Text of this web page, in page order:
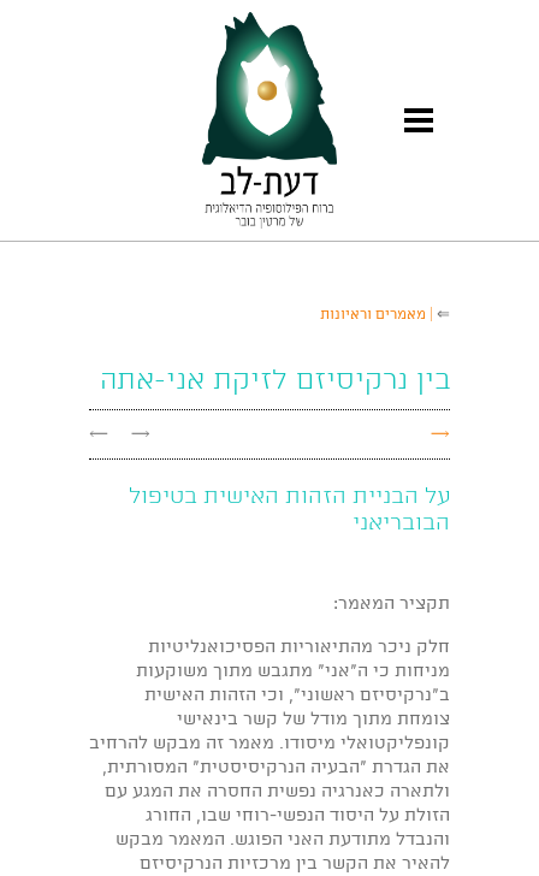
⇐ | מאמרים וראיונות
בין נרקיסיזם לזיקת אני-אתה
→
→
←
על הבניית הזהות האישית בטיפול
הבובריאני
תקציר המאמר:
חלק ניכר מהתיאוריות הפסיכואנליטיות
מניחות כי ה"אני" מתגבש מתוך משוקעות
ב"נרקיסיזם ראשוני", וכי הזהות האישית
צומחת מתוך מודל של קשר בינאישי
קונפליקטואלי מיסודו. מאמר זה מבקש להרחיב
את הגדרת "הבעיה הנרקיסיסטית" המסורתית,
ולתארה כאנרגיה נפשית החסרה את המגע עם
הזולת על היסוד הנפשי-רוחי שבו, החורג
והנבדל מתודעת האני הפוגש. המאמר מבקש
להאיר את הקשר בין מרכזיות הנרקיסיזם